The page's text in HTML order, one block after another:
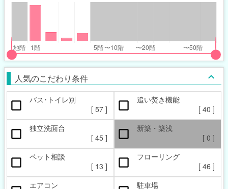
人気のこだわり条件
バス･トイレ別
[ 57 ]
追い焚き機能
[ 40 ]
独立洗面台
[ 45 ]
新築・築浅
[ 0 ]
ペット相談
[ 13 ]
フローリング
[ 46 ]
エアコン
駐車場